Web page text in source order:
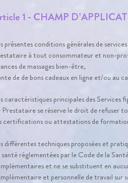
1 - CHAMP
présentes conditions générales de
à tout consommateur et non-
de massages bien-être,
de de bons cadeaux en ligne et/ou au
caractéristiques principales des Services
Prestataire se réserve le droit de refuser
certifications ou attestations de
différentes techniques proposées et
santé réglementées par le Code de la
et ne se substituent en
et personnelle de travail sur